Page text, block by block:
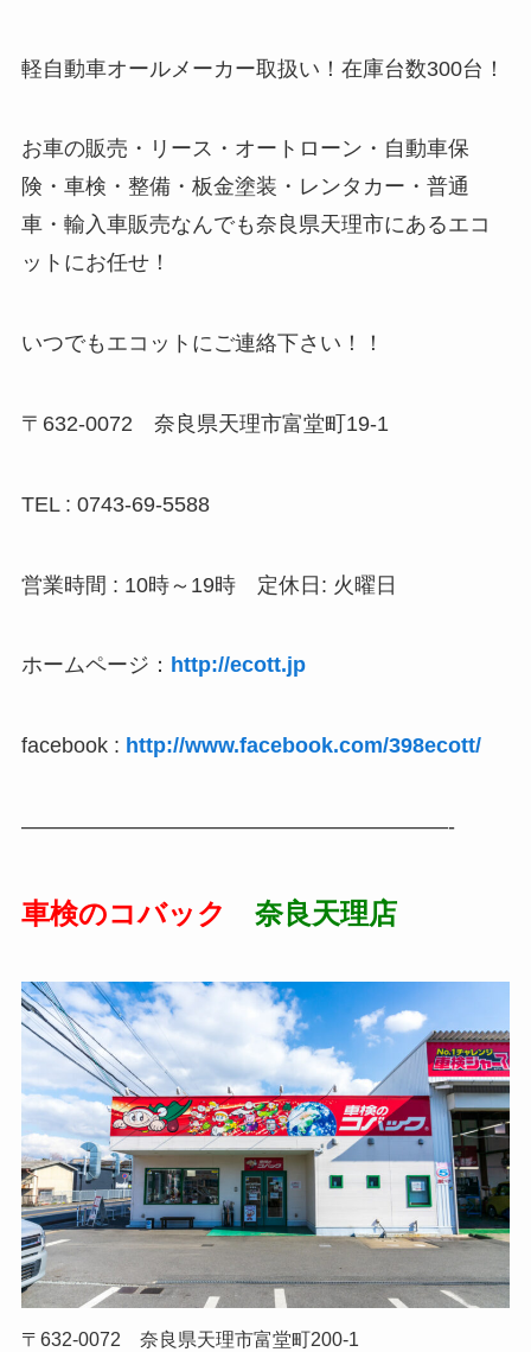
軽自動車オールメーカー取扱い！在庫台数300台！
お車の販売・リース・オートローン・自動車保
険・車検・整備・板金塗装・レンタカー・普通
車・輸入車販売なんでも奈良県天理市にあるエコ
ットにお任せ！
いつでもエコットにご連絡下さい！！
〒632-0072 奈良県天理市富堂町19-1
TEL : 0743-69-5588
営業時間 : 10時～19時 定休日: 火曜日
ホームページ： http://ecott.jp
facebook : http://www.facebook.com/398ecott/
————————————————————-
車検のコバック 奈良天理店
〒632-0072 奈良県天理市富堂町200-1